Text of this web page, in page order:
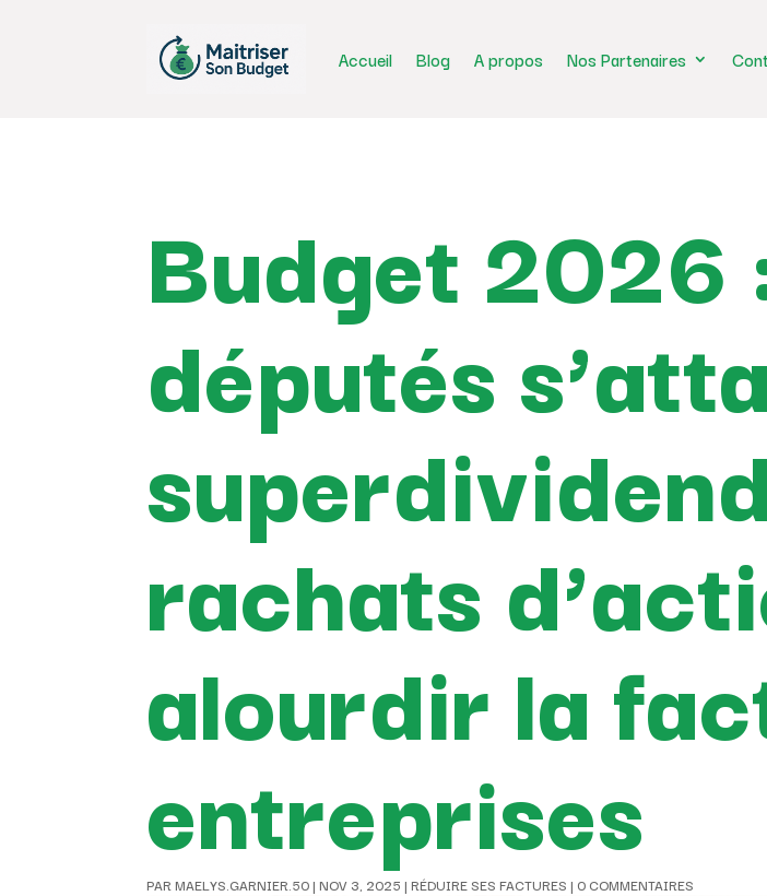
Accueil Blog A propos Nos Partenaires
Budget 2026
députés
rachats
alourdir la
entreprises
PARMAELYS.GARNIER.50|NOV 3, 2025 |RÉDUIRE SES FACTURES | 0 COMMENTAIRES